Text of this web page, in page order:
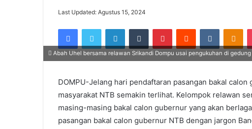
Last Updated: Agustus 15, 2024
FacebookTwitter LinkedInTumblr PinterestReddit VKontakte
Abah Uhel bersama relawan Srikandi Dompu usai pengukuhan di gedung
DOMPU-Jelang hari pendaftaran pasangan bakal
masyarakat NTB semakin terlihat. Kelompok relawan
masing-masing bakal calon gubernur yang akan
pasangan bakal calon gubernur NTB dengan jargon